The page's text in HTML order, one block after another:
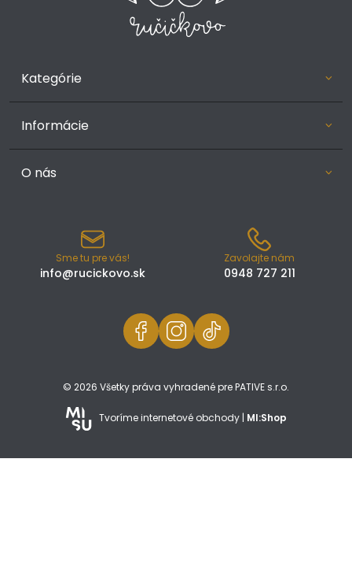
Kategórie
Informácie
O nás
Sme tu pre vás!
info@rucickovo.sk
Zavolajte nám
0948 727 211
© 2026 Všetky práva vyhradené pre PATIVE s.r.o.
Tvoríme internetové obchody | MI:Shop